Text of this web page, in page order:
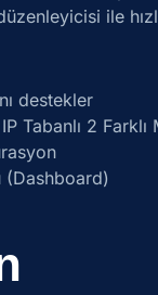
ile
destekler
Tabanlı 2 Farklı
(Dashboard)